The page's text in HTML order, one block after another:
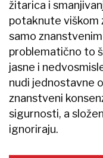
žitarica i
potaknute viškom
samo
problematično to
jasne i
nudi jednostavne
znanstveni
sigurnosti, a
ignoriraju.